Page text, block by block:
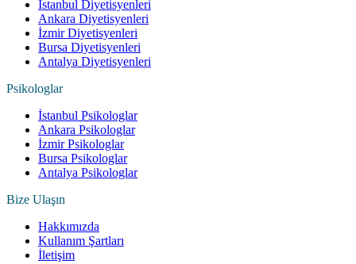
İstanbul Diyetisyenleri
Ankara Diyetisyenleri
İzmir Diyetisyenleri
Bursa Diyetisyenleri
Antalya Diyetisyenleri
Psikologlar
İstanbul Psikologlar
Ankara Psikologlar
İzmir Psikologlar
Bursa Psikologlar
Antalya Psikologlar
Bize Ulaşın
Hakkımızda
Kullanım Şartları
İletişim